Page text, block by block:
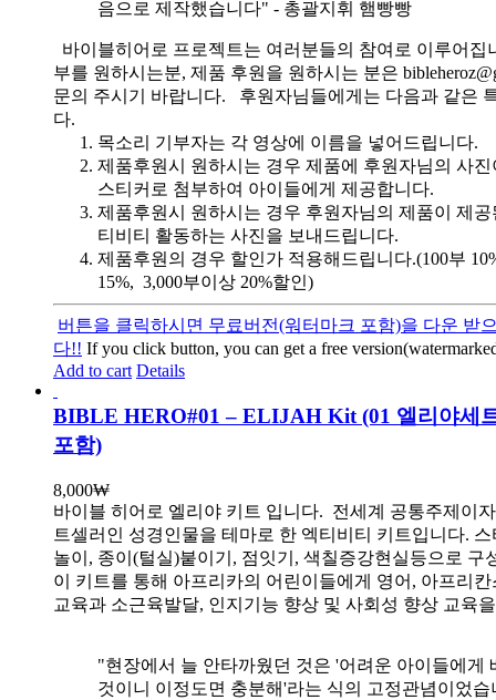
음으로 제작했습니다" - 총괄지휘 햄빵빵
바이블히어로 프로젝트는 여러분들의 참여로 이루어집
부를 원하시는분, 제품 후원을 원하시는 분은
문의 주시기 바랍니다. 후원자님들에게는 다음과 같은
다.
목소리 기부자는 각 영상에 이름을 넣어드립니다.
제품후원시 원하시는 경우 제품에 후원자님의 사
스티커로 첨부하여 아이들에게 제공합니다.
제품후원시 원하시는 경우 후원자님의 제품이 제
티비티 활동하는 사진을 보내드립니다.
제품후원의 경우 할인가 적용해드립니다.(100부
15%, 3,000부이상 20%할인)
버튼을 클릭하시면 무료버전(워터마크 포함)을 다운 받
다!! If you click button, you can get a free
Add to cart Details
BIBLE HERO#01 – ELIJAH Kit (01 엘리야세
포함)
8,000₩
바이블 히어로 엘리야 키트 입니다. 전세계 공통주제이
트셀러인 성경인물을 테마로 한 엑티비티 키트입니다.
놀이, 종이(털실)붙이기, 점잇기, 색칠증강현실등으로 구
이 키트를 통해 아프리카의 어린이들에게 영어, 아프리
교육과 소근육발달, 인지기능 향상 및 사회성 향상 교육
"현장에서 늘 안타까웠던 것은 '어려운 아이들에게
것이니 이정도면 충분해'라는 식의 고정관념이었습